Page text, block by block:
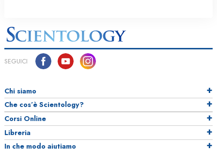
SEGUICI
Chi siamo
Che cos’è Scientology?
Corsi Online
Libreria
In che modo aiutiamo